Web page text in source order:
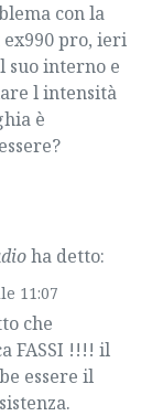
con la
pro, ieri
suo interno e
l intensità
è
ha detto:
11:07
che
FASSI !!!! il
essere il